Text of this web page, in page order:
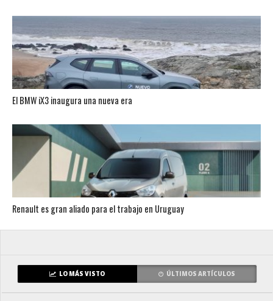
El BMW iX3 inaugura una nueva era
Renault es gran aliado para el trabajo en Uruguay
LO MÁS VISTO ÚLTIMOS ARTÍCULOS